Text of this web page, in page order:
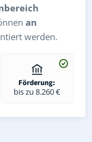
an
werden.
Förderung:
bis zu 8.260 €